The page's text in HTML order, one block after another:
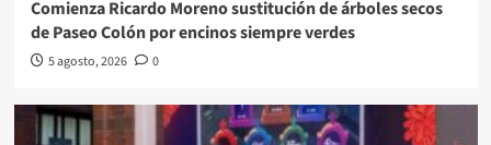
Comienza Ricardo Moreno sustitución de árboles secos
de Paseo Colón por encinos siempre verdes
5 agosto, 2026 0